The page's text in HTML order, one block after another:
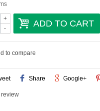
-
+ ADD TO CART
to compare
Share Google+
review